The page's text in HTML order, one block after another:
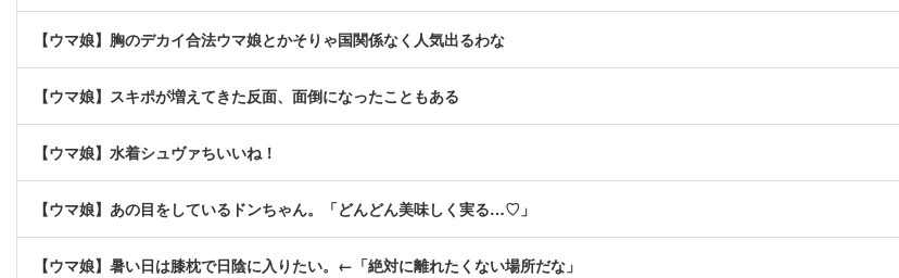
【ウマ娘】胸のデカイ合法ウマ娘とかそりゃ国関係なく人気出るわな
【ウマ娘】スキポが増えてきた反面、面倒になったこともある
【ウマ娘】水着シュヴァちいいね！
【ウマ娘】あの目をしているドンちゃん。「どんどん美味しく実る…♡」
【ウマ娘】暑い日は膝枕で日陰に入りたい。←「絶対に離れたくない場所だな」